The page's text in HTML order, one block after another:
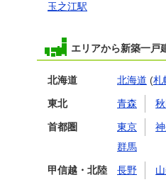
玉之江駅
エリアから新築一戸
北海道 北海道 (札
東北 青森
首都圏 東京 神
群馬
甲信越・北陸 長野